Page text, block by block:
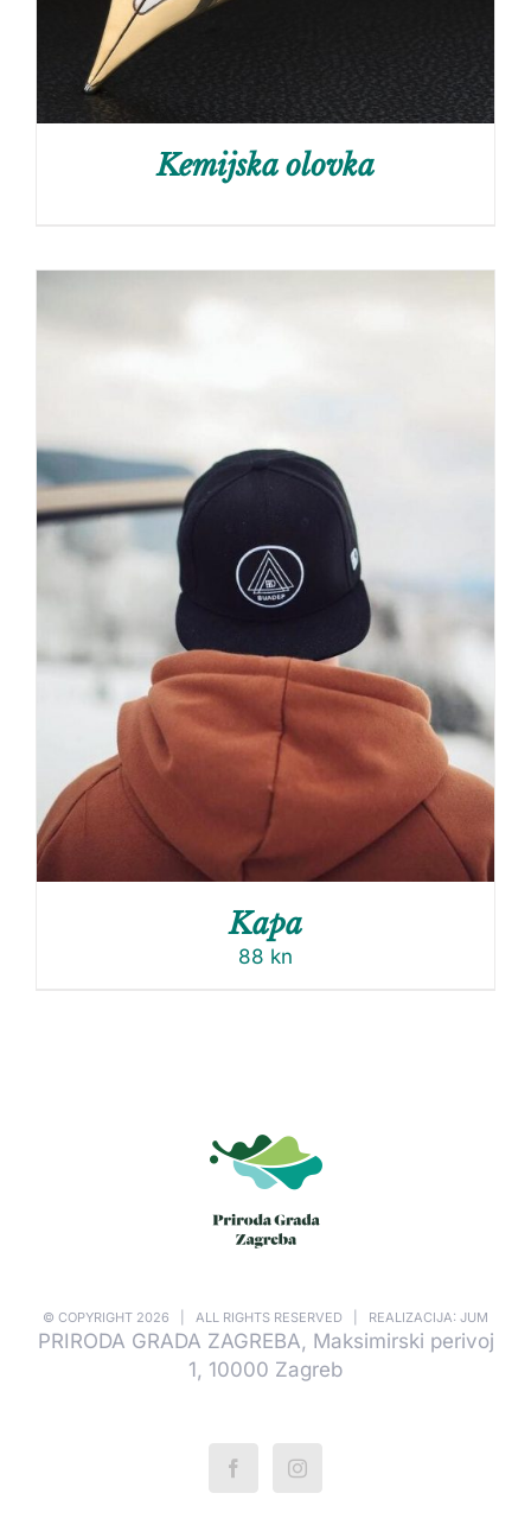
Kemijska olovka
Kapa
88 kn
© COPYRIGHT 2026 | ALL RIGHTS RESERVED | REALIZACIJA: JUM
PRIRODA GRADA ZAGREBA, Maksimirski perivoj
1, 10000 Zagreb